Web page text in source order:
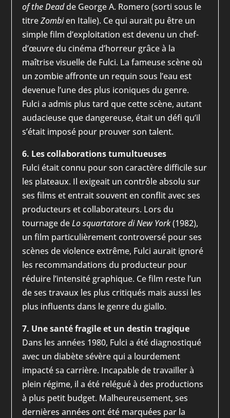
of the Deadde George A. Romero (sorti sous le
titreZombien Italie). Ce qui aurait pu être un
simple film d’exploitation est devenu un chef-
d’œuvre du cinéma d’horreur grâce à la
maîtrise visuelle de Fulci. La fameuse scène où
un zombie affronte un requin sous l’eau est
devenue l’une des plus iconiques du genre.
Fulci a admis plus tard que cette scène, autant
audacieuse que dangereuse, était un défi qu’il
s’était imposé pour prouver son talent.
6. Les collaborations tumultueuses
Fulci était connu pour son caractère difficile sur
les plateaux. Il exigeait un contrôle absolu sur
ses films et entrait souvent en conflit avec ses
producteurs et collaborateurs. Lors du
tournage deLo squartatore di New York(1982),
un film particulièrement controversé pour ses
scènes de violence extrême, Fulci aurait ignoré
les recommandations du producteur pour
réduire l’intensité graphique. Ce film reste l’un
de ses travaux les plus critiqués mais aussi les
plus influents dans le genre du giallo.
7. Une santé fragile et un destin tragique
Dans les années 1980, Fulci a été diagnostiqué
avec un diabète sévère qui a lourdement
impacté sa carrière. Incapable de travailler à
plein régime, il a été relégué à des productions
à plus petit budget. Malheureusement, ses
dernières années ont été marquées par la